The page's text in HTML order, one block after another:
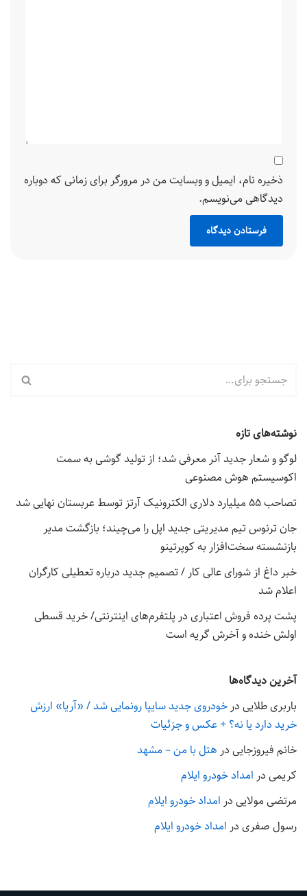
ذخیره نام، ایمیل و وبسایت من در مرورگر برای زمانی که دوباره
دیدگاهی می‌نویسم.
نوشته‌های تازه
لوگو و شعار جدید آنر معرفی شد؛ از تولید گوشی به سمت
اکوسیستم هوش مصنوعی
تصاحب ۵۵ میلیارد دلاری الکترونیک آرتز توسط عربستان نهایی شد
جان ترنوس تیم مدیریتی جدید اپل را می‌چیند؛ بازگشت مدیر
بازنشسته سخت‌افزار به کوپرتینو
خبر داغ از شورای عالی کار / تصمیم جدید درباره تعطیلی کارگران
اعلام شد
پشت پرده فروش اعتباری در پلتفرم‌های اینترنتی/ خرید قسطی
اولش خنده و آخرش گریه است
آخرین دیدگاه‌ها
باربری طلایی در خودروی جدید سایپا رونمایی شد / «آریا» ارزش
خرید دارد یا نه؟ + عکس و جزئیات
خانم فیروزجایی در هتل با من – مشهد
کریمی در امداد خودرو ایلام
مرتضی مولایی در امداد خودرو ایلام
رسول صفری در امداد خودرو ایلام